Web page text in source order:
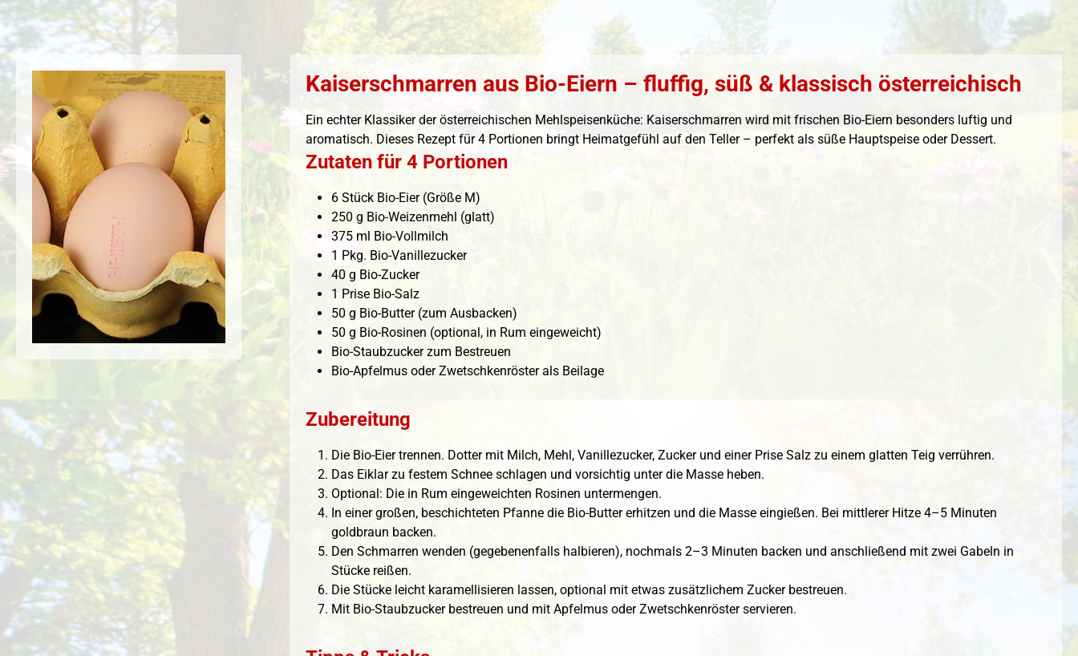
Kaiserschmarren aus Bio-Eiern – fluffig, süß & klassisch österreichisch
Ein echter Klassiker der österreichischen Mehlspeisenküche: Kaiserschmarren wird mit frischen Bio-Eiern besonders luftig und
aromatisch. Dieses Rezept für 4 Portionen bringt Heimatgefühl auf den Teller – perfekt als süße Hauptspeise oder Dessert.
Zutaten für 4 Portionen
6 Stück Bio-Eier (Größe M)
250 g Bio-Weizenmehl (glatt)
375 ml Bio-Vollmilch
1 Pkg. Bio-Vanillezucker
40 g Bio-Zucker
1 Prise Bio-Salz
50 g Bio-Butter (zum Ausbacken)
50 g Bio-Rosinen (optional, in Rum eingeweicht)
Bio-Staubzucker zum Bestreuen
Bio-Apfelmus oder Zwetschkenröster als Beilage
Zubereitung
Die Bio-Eier trennen. Dotter mit Milch, Mehl, Vanillezucker, Zucker und einer Prise Salz zu einem glatten Teig verrühren.
Das Eiklar zu festem Schnee schlagen und vorsichtig unter die Masse heben.
Optional: Die in Rum eingeweichten Rosinen untermengen.
In einer großen, beschichteten Pfanne die Bio-Butter erhitzen und die Masse eingießen. Bei mittlerer Hitze 4–5 Minuten
goldbraun backen.
Den Schmarren wenden (gegebenenfalls halbieren), nochmals 2–3 Minuten backen und anschließend mit zwei Gabeln in
Stücke reißen.
Die Stücke leicht karamellisieren lassen, optional mit etwas zusätzlichem Zucker bestreuen.
Mit Bio-Staubzucker bestreuen und mit Apfelmus oder Zwetschkenröster servieren.